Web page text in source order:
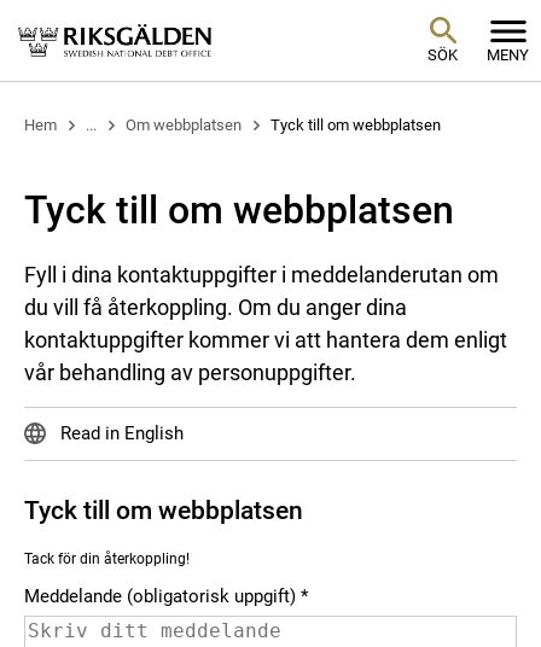
SÖK MENY
Hem ... Om webbplatsen Tyck till om webbplatsen
Tyck till om webbplatsen
Fyll i dina kontaktuppgifter i meddelanderutan om
du vill få återkoppling. Om du anger dina
kontaktuppgifter kommer vi att hantera dem enligt
vår behandling av personuppgifter.
Read in English
Tyck till om webbplatsen
Tack för din återkoppling!
Meddelande (obligatorisk uppgift)